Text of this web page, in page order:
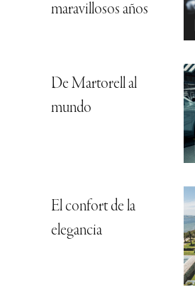
maravillosos años
De Martorell al
mundo
El confort de la
elegancia